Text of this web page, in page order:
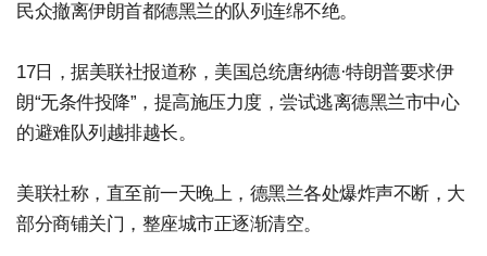
民众撤离伊朗首都德黑兰的队列连绵不绝。
17日，据美联社报道称，美国总统唐纳德·特朗普要求伊
朗“无条件投降”，提高施压力度，尝试逃离德黑兰市中心
的避难队列越排越长。
美联社称，直至前一天晚上，德黑兰各处爆炸声不断，大
部分商铺关门，整座城市正逐渐清空。